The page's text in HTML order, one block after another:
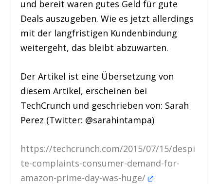
und bereit waren gutes Geld für gute
Deals auszugeben. Wie es jetzt allerdings
mit der langfristigen Kundenbindung
weitergeht, das bleibt abzuwarten.
Der Artikel ist eine Übersetzung von
diesem Artikel, erscheinen bei
TechCrunch und geschrieben von: Sarah
Perez (Twitter: @sarahintampa)
https://techcrunch.com/2015/07/15/despi
te-complaints-consumer-demand-for-
amazon-prime-day-was-huge/